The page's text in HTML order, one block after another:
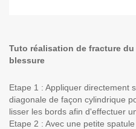
Tuto réalisation de fracture
blessure
Etape 1 : Appliquer directement
diagonale de façon cylindrique
lisser les bords afin d'effectuer
Etape 2 : Avec une petite